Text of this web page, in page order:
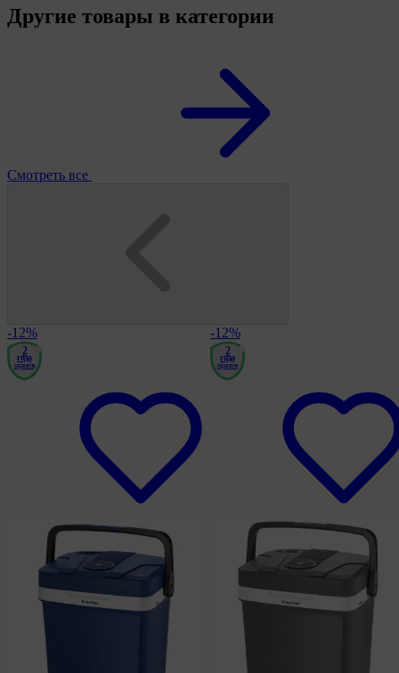
Другие товары в категории
Смотреть все
-12%
2
года
гарантия
-12%
2
года
гарантия